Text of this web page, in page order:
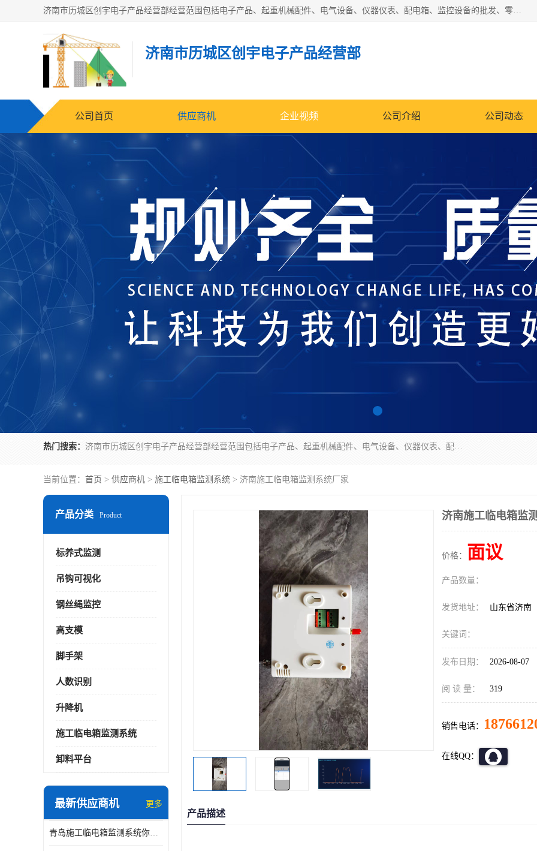
济南市历城区创宇电子产品经营部经营范围包括电子产品、起重机械配件、电气设备、仪器仪表、配电箱、监控设备的批发、零售；配电箱、仪器仪表（不含计量器）、工业自动化设备（不含特种设备、电力设备）的安装、维修。（依法须经批准的项目，经相关部门批准后方可开展经营活动）。
济南市历城区创宇电子产品经营部
公司首页 供应商机 企业视频 公司介绍 公司动态
热门搜索： 济南市历城区创宇电子产品经营部经营范围包括电子产品、起重机械配件、电气设备、仪器仪表、配电箱、监控设备的批发、零售；配电箱、仪器仪表（不含计量器）、工业自动化设备（不含特种设备、电力设备）的安装、维修。（依法须经批准的项目，经相关部门批准后方可开展经营活动）。
当前位置： 首页 > 供应商机 > 施工临电箱监测系统 > 济南施工临电箱监测系统厂家
产品分类 Product
标养式监测
吊钩可视化
钢丝绳监控
高支模
脚手架
人数识别
升降机
施工临电箱监测系统
卸料平台
最新供应商机 更多
青岛施工临电箱监测系统你了解吗，产品指南
济南施工临电箱监
价格： 面议
产品数量：
发货地址： 山东省济南
关键词：
发布日期： 2026-08-07
阅 读 量： 319
销售电话：
在线QQ：
产品描述